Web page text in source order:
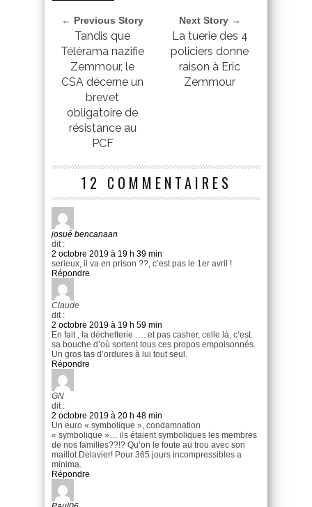
← Previous Story
Tandis que
Télérama nazifie
Zemmour, le
CSA décerne un
brevet
obligatoire de
résistance au
PCF
Next Story →
La tuerie des 4
policiers donne
raison à Eric
Zemmour
12 COMMENTAIRES
josué bencanaan
dit :
2 octobre 2019 à 19 h 39 min
serieux, il va en prison ??, c’est pas le 1er avril !
Répondre
Claude
dit :
2 octobre 2019 à 19 h 59 min
En fait , la déchetterie …. et pas casher, celle là, c’est
sa bouche d’où sortent tous ces propos empoisonnés.
Un gros tas d’ordures à lui tout seul.
Répondre
GN
dit :
2 octobre 2019 à 20 h 48 min
Un euro « symbolique », condamnation
« symbolique »… ils étaient symboliques les membres
de nos familles??!? Qu’on le foute au trou avec son
maillot Delavier! Pour 365 jours incompressibles a
minima.
Répondre